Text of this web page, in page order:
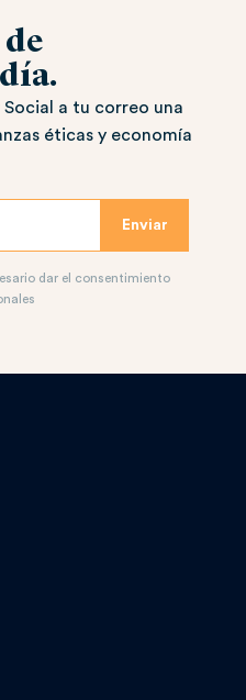
a tu correo una
éticas y economía
dar el consentimiento